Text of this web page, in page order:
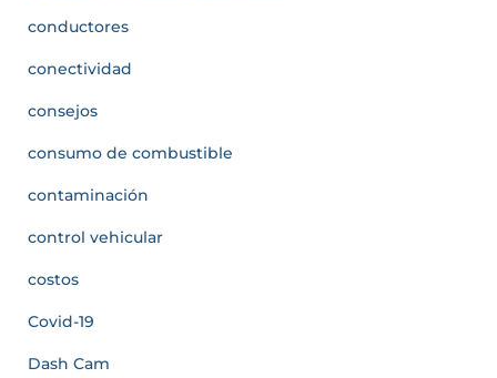
conductores
conectividad
consejos
consumo de combustible
contaminación
control vehicular
costos
Covid-19
Dash Cam